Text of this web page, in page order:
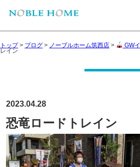
トップ> ブログ > ノーブルホーム筑西店 > GW
レイン
2023.04.28
恐竜ロードトレイン